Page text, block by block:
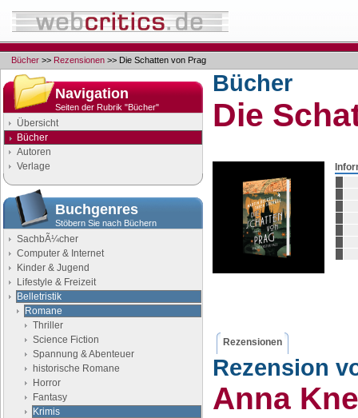
Bücher >> Rezensionen >> Die Schatten von Prag
Navigation
Seiten der Rubrik "Bücher"
Übersicht
Bücher
Autoren
Verlage
Buchgenres
Stöbern Sie nach Büchern
SachbÃ¼cher
Computer & Internet
Kinder & Jugend
Lifestyle & Freizeit
Belletristik
Romane
Thriller
Science Fiction
Spannung & Abenteuer
historische Romane
Horror
Fantasy
Krimis
Bücher
Die
Rezensionen
Rezension
Anna